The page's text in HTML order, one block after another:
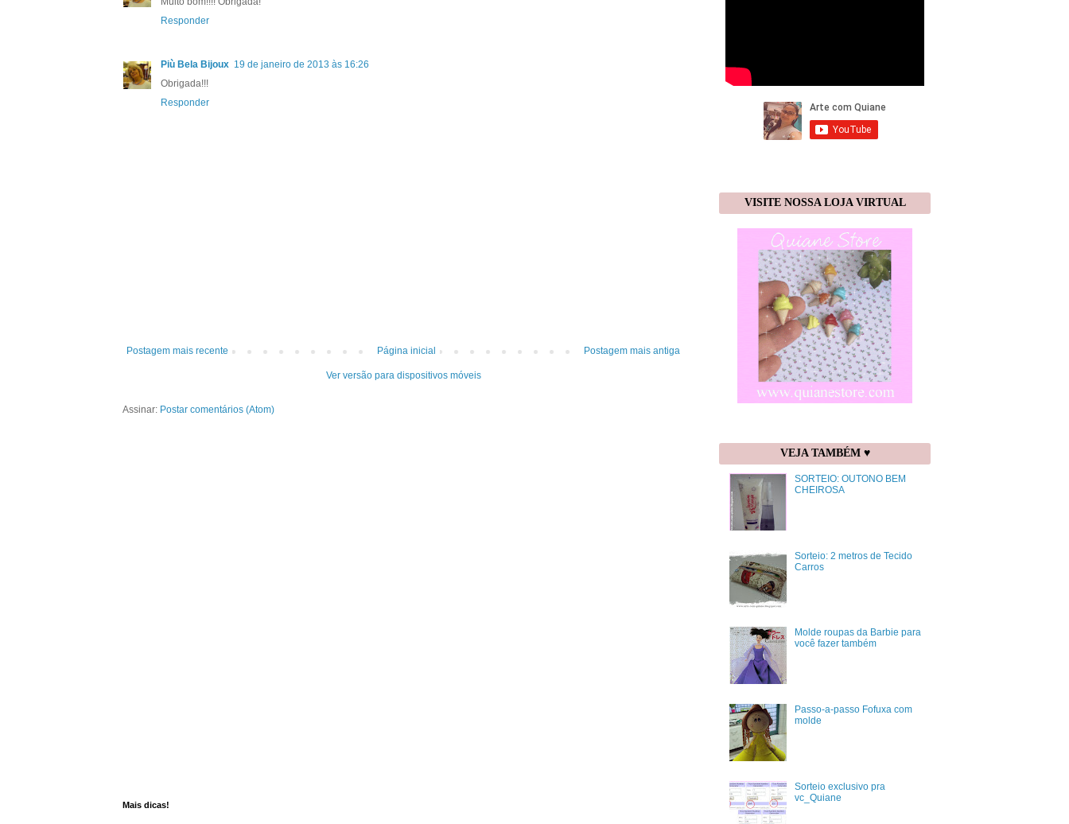
Responder
Più Bela Bijoux 19 de janeiro de 2013 às 16:26
Obrigada!!!
Responder
Postagem mais recente Postagem mais antiga
Página inicial
Ver versão para dispositivos móveis
Assinar: Postar comentários (Atom)
Mais dicas!
VISITE NOSSA LOJA VIRTUAL
VEJA TAMBÉM ♥
SORTEIO: OUTONO BEM
CHEIROSA
Sorteio: 2 metros de Tecido
Carros
Molde roupas da Barbie para
você fazer também
Passo-a-passo Fofuxa com
molde
Sorteio exclusivo pra
vc_Quiane